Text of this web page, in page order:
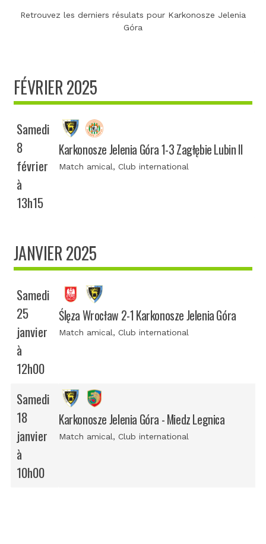
Retrouvez les derniers résulats pour Karkonosze Jelenia
Góra
FÉVRIER 2025
Samedi
8
février
à
13h15
Karkonosze Jelenia Góra 1-3 Zagłębie Lubin II
Match amical, Club international
JANVIER 2025
Samedi
25
janvier
à
12h00
Ślęza Wrocław 2-1 Karkonosze Jelenia Góra
Match amical, Club international
Samedi
18
janvier
à
10h00
Karkonosze Jelenia Góra - Miedz Legnica
Match amical, Club international